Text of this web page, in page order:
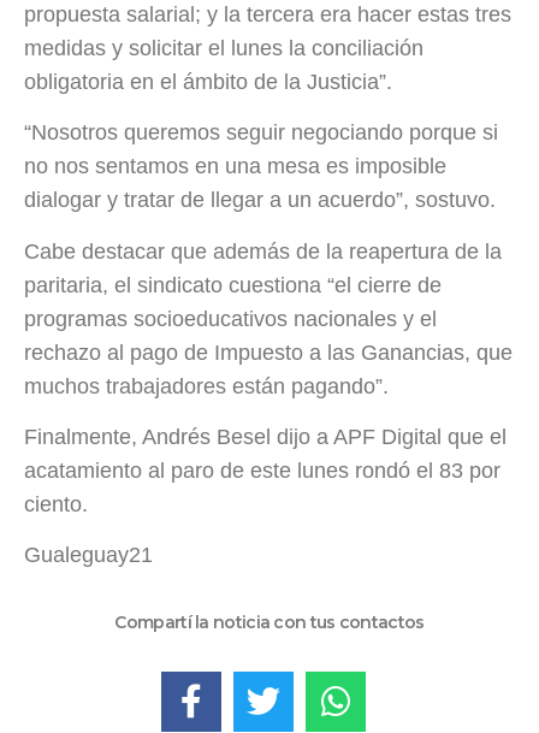
propuesta salarial; y la tercera era hacer estas tres
medidas y solicitar el lunes la conciliación
obligatoria en el ámbito de la Justicia”.
“Nosotros queremos seguir negociando porque si
no nos sentamos en una mesa es imposible
dialogar y tratar de llegar a un acuerdo”, sostuvo.
Cabe destacar que además de la reapertura de la
paritaria, el sindicato cuestiona “el cierre de
programas socioeducativos nacionales y el
rechazo al pago de Impuesto a las Ganancias, que
muchos trabajadores están pagando”.
Finalmente, Andrés Besel dijo a APF Digital que el
acatamiento al paro de este lunes rondó el 83 por
ciento.
Gualeguay21
Compartí la noticia con tus contactos